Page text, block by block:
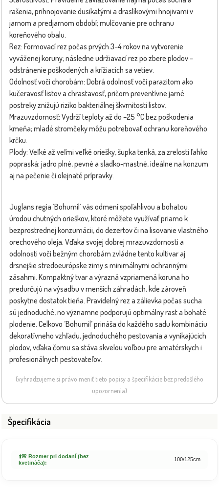
rašenia, prihnojovanie dusíkatými a draslíkovými hnojivami v
jarnom a predjarnom období; mulčovanie pre ochranu
koreňového obalu.
Rez: Formovací rez počas prvých 3–4 rokov na vytvorenie
vyváženej koruny; následne udržiavací rez po zbere plodov –
odstránenie poškodených a krížiacich sa vetiev.
Odolnosť voči chorobám: Dobrá odolnosť voči parazitom ako
kučeravosť listov a chrastavosť, pričom preventívne jarné
postreky znižujú riziko bakteriálnej škvrnitosti listov.
Mrazuvzdornosť: Vydrží teploty až do –25 °C bez poškodenia
kmeňa; mladé stromčeky môžu potrebovať ochranu koreňového
krčku.
Plody: Veľké až veľmi veľké oriešky, šupka tenká, za zrelosti ľahko
popraská; jadro plné, pevné a sladko-mastné, ideálne na konzum
aj na pečenie či olejnaté prípravky.
Juglans regia ’Bohumil’ vás odmení spoľahlivou a bohatou
úrodou chutných orieškov, ktoré môžete využívať priamo k
bezprostrednej konzumácii, do dezertov či na lisovanie vlastného
orechového oleja. Vďaka svojej dobrej mrazuvzdornosti a
odolnosti voči bežným chorobám zvládne tento kultivar aj
drsnejšie stredoeurópske zimy s minimálnymi ochrannými
zásahmi. Kompaktný tvar a výrazná vzpriamená koruna ho
predurčujú na výsadbu v menších záhradách, kde zároveň
poskytne dostatok tieňa. Pravidelný rez a zálievka počas sucha
sú jednoduché, no významne podporujú optimálny rast a bohaté
plodenie. Celkovo ’Bohumil’ prináša do každého sadu kombináciu
dekoratívneho vzhľadu, jednoduchého pestovania a vynikajúcich
plodov, vďaka čomu sa stáva skvelou voľbou pre amatérskych i
profesionálnych pestovateľov.
(vyhradzujeme si právo meniť tieto popisy a špecifikácie bez predošlého
upozornenia)
Špecifikácia
⬆️🌸 Rozmer pri dodaní (bez
kvetináča):
100/125cm